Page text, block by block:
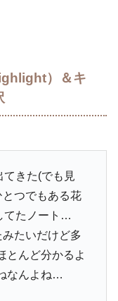
）＆キ
てきた(でも見
つでもある花
てたノート…
たいだけど多
とんど分かるよ
なんよね…